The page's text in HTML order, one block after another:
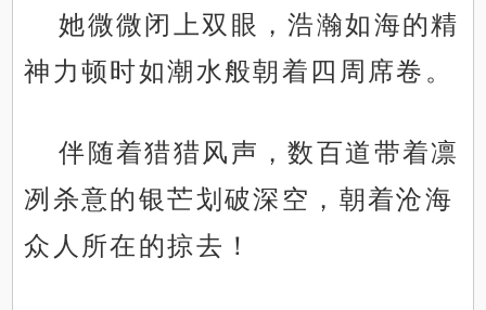
她微微闭上双眼，浩瀚如海的精
神力顿时如潮水般朝着四周席卷。
伴随着猎猎风声，数百道带着凛
冽杀意的银芒划破深空，朝着沧海
众人所在的掠去！